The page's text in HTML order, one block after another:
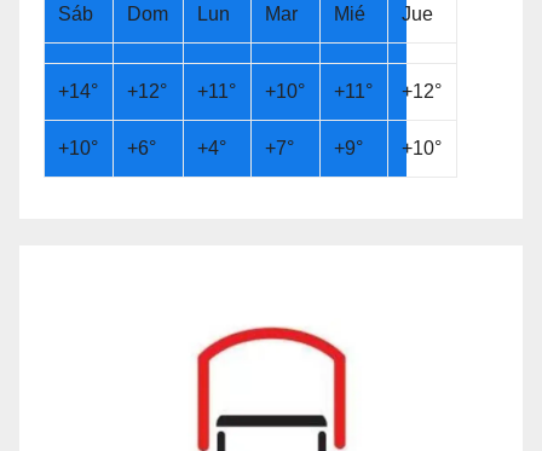
Sáb Dom Lun Mar Mié Jue
+14° +12° +11° +10° +11° +12°
+10° +6° +4° +7° +9° +10°